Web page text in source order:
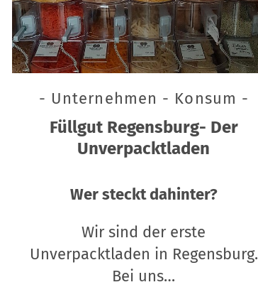
- Unternehmen - Konsum -
Füllgut Regensburg- Der
Unverpacktladen
Wer steckt dahinter?
Wir sind der erste
Unverpacktladen in Regensburg.
Bei uns…